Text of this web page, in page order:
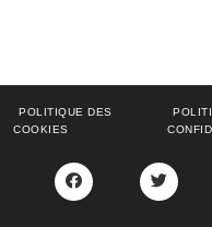
POLITIQUE DES
COOKIES